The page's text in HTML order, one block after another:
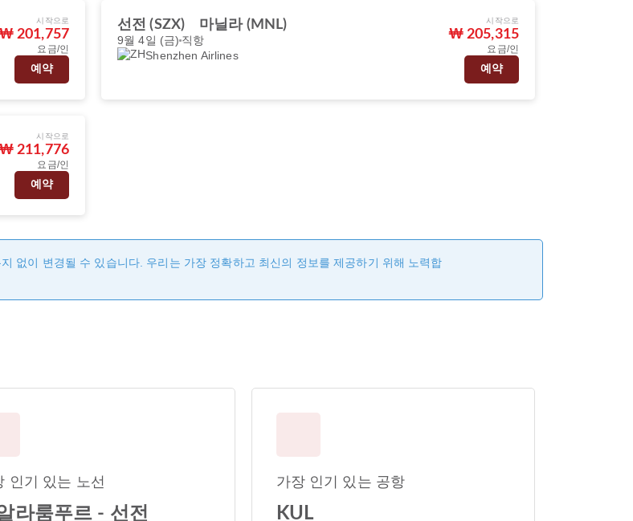
시작으로
201,757
요금/인
예약
선전 (SZX) 마닐라 (MNL)
9월 4일 (금) 직항
Shenzhen Airlines
시작으로
₩ 205,315
요금/인
예약
시작으로
211,776
요금/인
예약
없이 변경될 수 있습니다. 우리는 가장 정확하고 최신의 정보를 제공하기 위해 노력합
인기 있는 노선
라룸푸르 - 선전
가장 인기 있는 공항
KUL